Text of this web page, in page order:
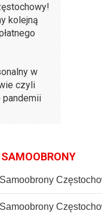
kolejną
w
czyli
pandemii